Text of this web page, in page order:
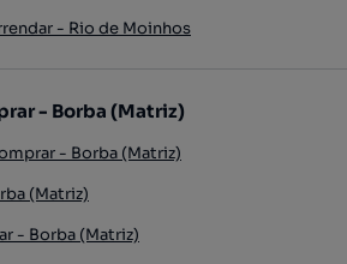
- Rio de Moinhos
- Borba (Matriz)
- Borba (Matriz)
(Matriz)
- Borba (Matriz)